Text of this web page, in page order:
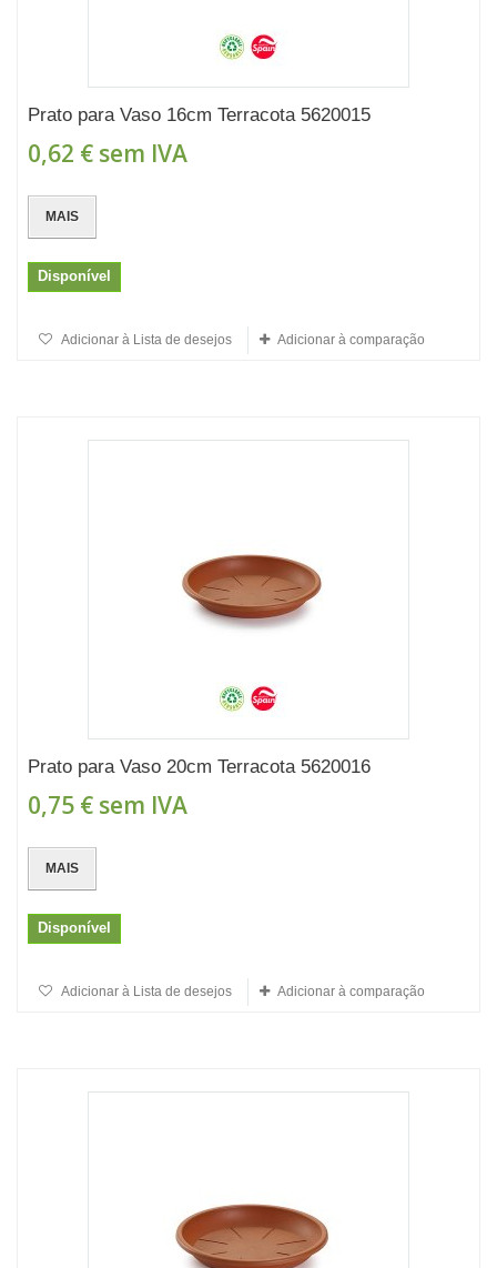
Prato para Vaso 16cm Terracota 5620015
0,62 € sem IVA
MAIS
Disponível
Adicionar à Lista de desejos Adicionar à comparação
Prato para Vaso 20cm Terracota 5620016
0,75 € sem IVA
MAIS
Disponível
Adicionar à Lista de desejos Adicionar à comparação